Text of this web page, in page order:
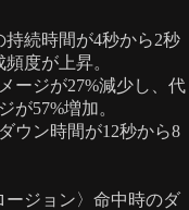
持続時間が4秒から2秒
度が上昇。
ージが27%減少し、代
が57%増加。
ウン時間が12秒から8
ジョン〉命中時のダ